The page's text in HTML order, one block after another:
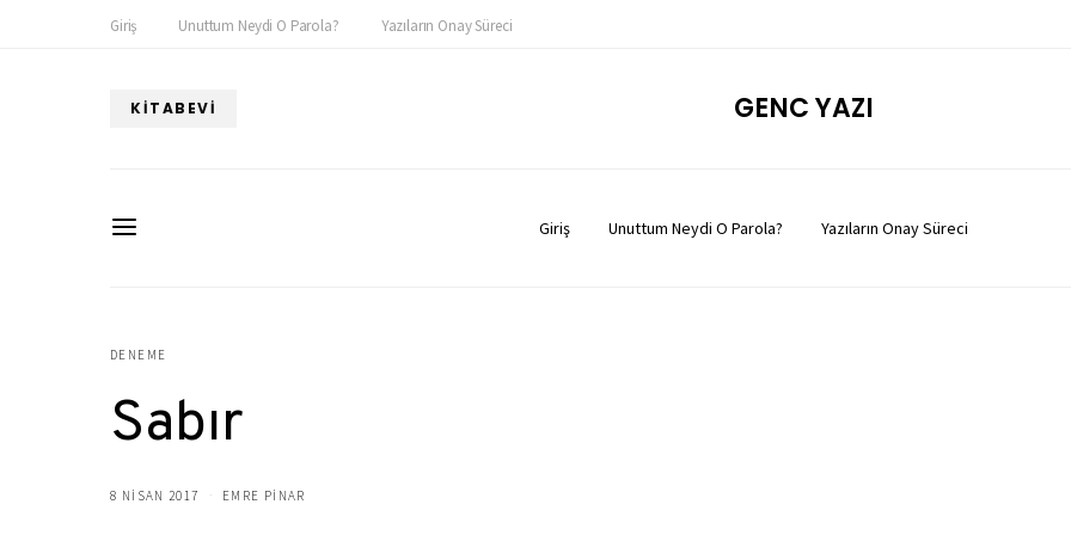
Giriş Unuttum Neydi O Parola? Yazıların Onay Süreci
KITABEVI GENC YAZI
Giriş Unuttum Neydi O Parola? Yazıların Onay Süreci
DENEME
Sabır
8 NISAN 2017 EMRE PINAR